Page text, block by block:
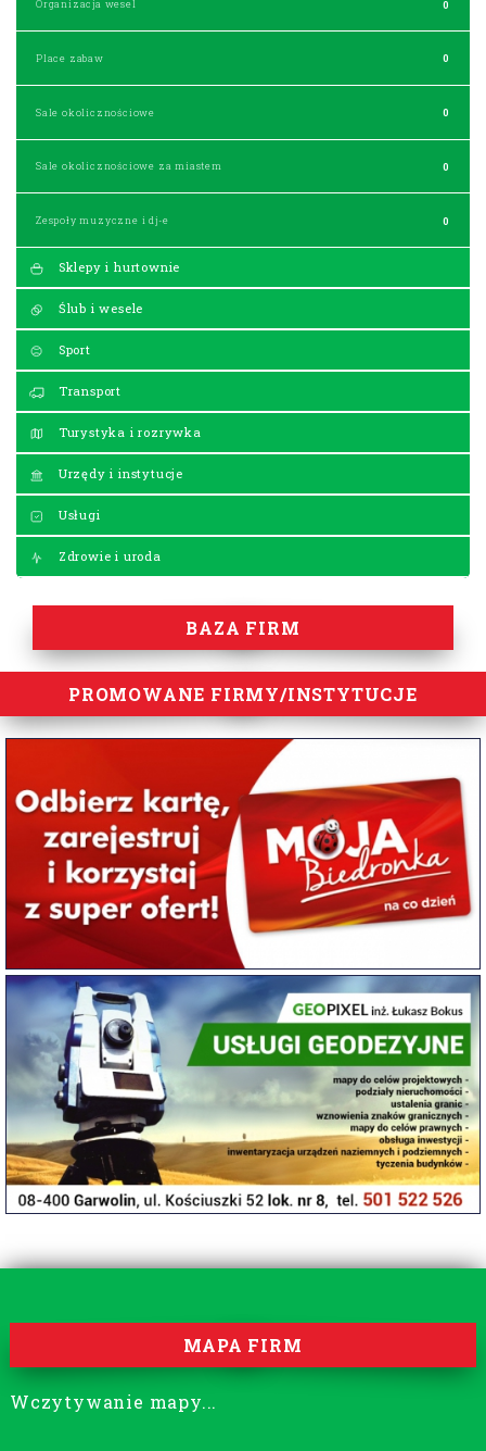
Organizacja wesel 0
Place zabaw 0
Sale okolicznościowe 0
Sale okolicznościowe za miastem 0
Zespoły muzyczne i dj-e 0
Sklepy i hurtownie
Ślub i wesele
Sport
Transport
Turystyka i rozrywka
Urzędy i instytucje
Usługi
Zdrowie i uroda
BAZA FIRM
PROMOWANE FIRMY/INSTYTUCJE
MAPA FIRM
Wczytywanie mapy...